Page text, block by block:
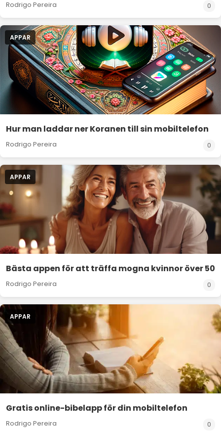
Rodrigo Pereira 0
APPAR
Hur man laddar ner Koranen till sin mobiltelefon
Rodrigo Pereira 0
APPAR
Bästa appen för att träffa mogna kvinnor över 50
Rodrigo Pereira 0
APPAR
Gratis online-bibelapp för din mobiltelefon
Rodrigo Pereira 0